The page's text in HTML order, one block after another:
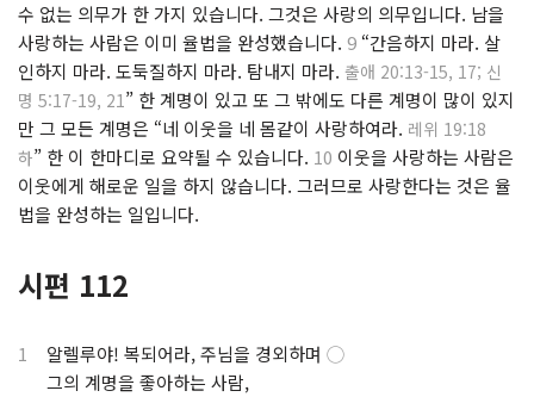
수 없는 의무가 한 가지 있습니다. 그것은 사랑의 의무입니다. 남을
사랑하는 사람은 이미 율법을 완성했습니다. 9 “간음하지 마라. 살
인하지 마라. 도둑질하지 마라. 탐내지 마라. 출애 20:13-15, 17; 신
명 5:17-19, 21” 한 계명이 있고 또 그 밖에도 다른 계명이 많이 있지
만 그 모든 계명은 “네 이웃을 네 몸같이 사랑하여라. 레위 19:18
하” 한 이 한마디로 요약될 수 있습니다. 10 이웃을 사랑하는 사람은
이웃에게 해로운 일을 하지 않습니다. 그러므로 사랑한다는 것은 율
법을 완성하는 일입니다.
시편 112
1 알렐루야! 복되어라, 주님을 경외하며 ◯
그의 계명을 좋아하는 사람,